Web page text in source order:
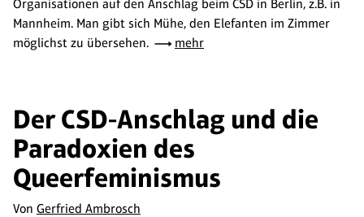
Organisationen auf den Anschlag beim CSD in Berlin, z.B. in
Mannheim. Man gibt sich Mühe, den Elefanten im Zimmer
möglichst zu übersehen.
mehr
Der CSD-Anschlag und die
Paradoxien des
Queerfeminismus
Von Gerfried Ambrosch